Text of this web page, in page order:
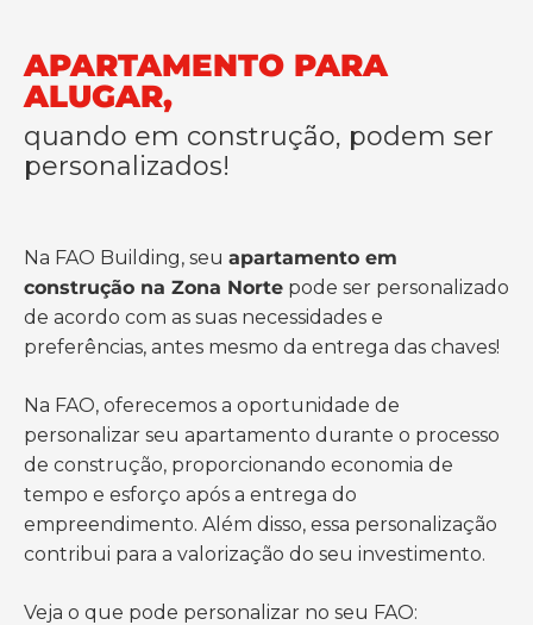
APARTAMENTO PARA
ALUGAR,
quando em construção, podem ser
personalizados!
Na FAO Building, seu apartamento em
construção na Zona Norte pode ser personalizado
de acordo com as suas necessidades e
preferências, antes mesmo da entrega das chaves!
Na FAO, oferecemos a oportunidade de
personalizar seu apartamento durante o processo
de construção, proporcionando economia de
tempo e esforço após a entrega do
empreendimento. Além disso, essa personalização
contribui para a valorização do seu investimento.
Veja o que pode personalizar no seu FAO: